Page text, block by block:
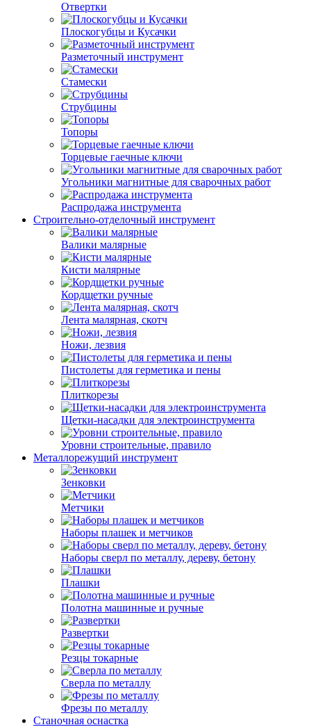
Отвертки
Плоскогубцы и Кусачки
Разметочный инструмент
Стамески
Струбцины
Топоры
Торцевые гаечные ключи
Угольники магнитные для сварочных работ
Распродажа инструмента
Строительно-отделочный инструмент
Валики малярные
Кисти малярные
Кордщетки ручные
Лента малярная, скотч
Ножи, лезвия
Пистолеты для герметика и пены
Плиткорезы
Щетки-насадки для электроинструмента
Уровни строительные, правило
Металлорежущий инструмент
Зенковки
Метчики
Наборы плашек и метчиков
Наборы сверл по металлу, дереву, бетону
Плашки
Полотна машинные и ручные
Развертки
Резцы токарные
Сверла по металлу
Фрезы по металлу
Станочная оснастка